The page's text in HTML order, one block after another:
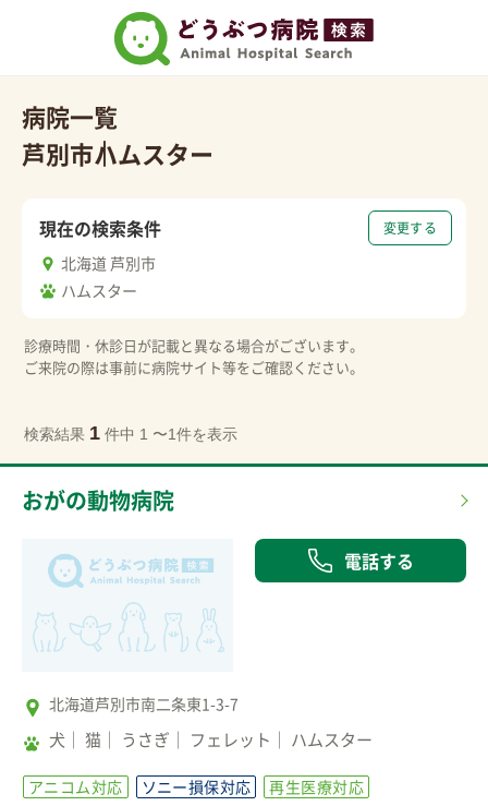
病院一覧
芦別市ハムスター
変更する
現在の検索条件
北海道 芦別市
ハムスター
診療時間・休診日が記載と異なる場合がございます。
ご来院の際は事前に病院サイト等をご確認ください。
検索結果 1 件中 1 〜1件を表示
おがの動物病院
電話する
北海道芦別市南二条東1-3-7
犬 猫 うさぎ フェレット ハムスター
アニコム対応 ソニー損保対応
再生医療対応